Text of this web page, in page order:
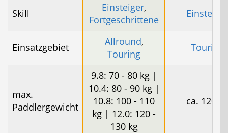
Skill Einsteiger,
Fortgeschrittene
Einsteiger
Einsatzgebiet Allround,
Touring
Touring
max.
Paddlergewicht
9.8: 70 - 80 kg |
10.4: 80 - 90 kg |
10.8: 100 - 110
kg | 12.0: 120 -
130 kg
ca. 120 kg